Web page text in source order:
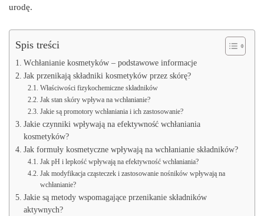
urodę.
Spis treści
Wchłanianie kosmetyków – podstawowe informacje
Jak przenikają składniki kosmetyków przez skórę?
Właściwości fizykochemiczne składników
Jak stan skóry wpływa na wchłanianie?
Jakie są promotory wchłaniania i ich zastosowanie?
Jakie czynniki wpływają na efektywność wchłaniania
kosmetyków?
Jak formuły kosmetyczne wpływają na wchłanianie składników?
Jak pH i lepkość wpływają na efektywność wchłaniania?
Jak modyfikacja cząsteczek i zastosowanie nośników wpływają na
wchłanianie?
Jakie są metody wspomagające przenikanie składników
aktywnych?